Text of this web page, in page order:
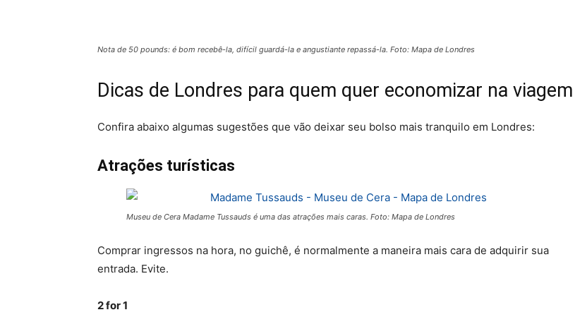
Nota de 50 pounds: é bom recebê-la, difícil guardá-la e angustiante repassá-la. Foto: Mapa de Londres
Dicas de Londres para quem quer economizar na viagem
Confira abaixo algumas sugestões que vão deixar seu bolso mais tranquilo em Londres:
Atrações turísticas
Museu de Cera Madame Tussauds é uma das atrações mais caras. Foto: Mapa de Londres
Comprar ingressos na hora, no guichê, é normalmente a maneira mais cara de adquirir sua
entrada. Evite.
2 for 1